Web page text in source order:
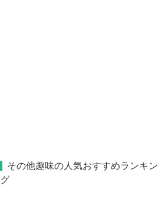
その他趣味の人気おすすめランキン
グ